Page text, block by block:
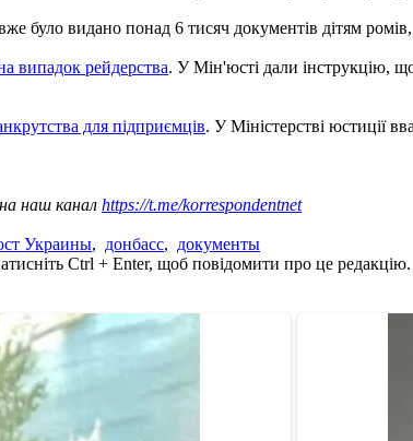
було видано понад 6 тисяч документів дітям
випадок рейдерства. У Мін'юсті дали інструкцію, що
для підприємців. У Міністерстві юстиції
наш канал https://t.me/korrespondentnet
Украины, донбасс, документы
Ctrl + Enter, щоб повідомити про це редакцію.